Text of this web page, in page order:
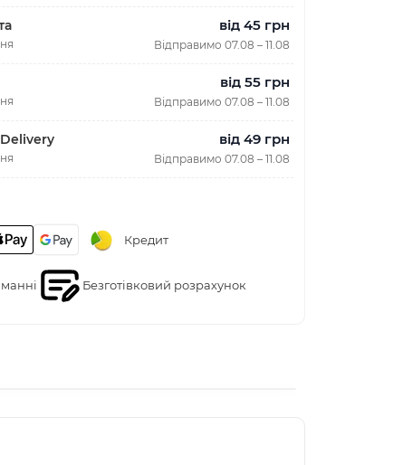
від 45 грн
Відправимо 07.08 – 11.08
від 55 грн
Відправимо 07.08 – 11.08
від 49 грн
Відправимо 07.08 – 11.08
Кредит
Безготівковий розрахунок